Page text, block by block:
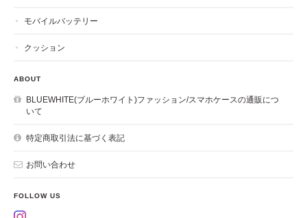
モバイルバッテリー
クッション
ABOUT
BLUEWHITE(ブルーホワイト)ファッション/スマホケースの通販につ
いて
特定商取引法に基づく表記
お問い合わせ
FOLLOW US